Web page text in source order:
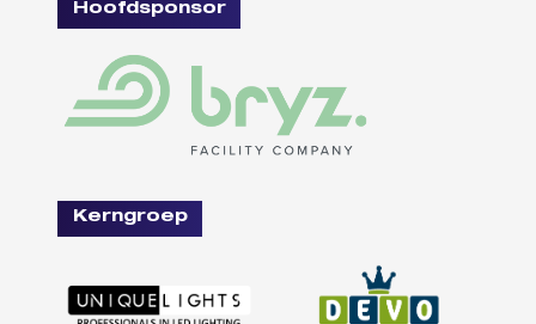
Hoofdsponsor
Kerngroep